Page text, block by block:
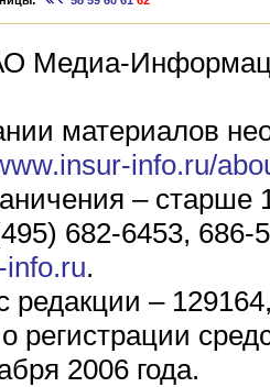
Медиа-
материалов
info.ru/
– старше
682-6453, 686-
.
редакции –
о регистрации
2006 года.